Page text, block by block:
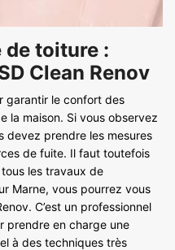
de toiture :
Clean Renov
garantir le confort des
la maison. Si vous observez
devez prendre les mesures
de fuite. Il faut toutefois
les travaux de
Marne, vous pourrez vous
C’est un professionnel
prendre en charge une
à des techniques très